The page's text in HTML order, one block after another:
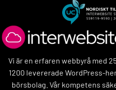
Vi är en erfaren webbyrå med
1200 levererade WordPress-
börsbolag. Vår kompetens